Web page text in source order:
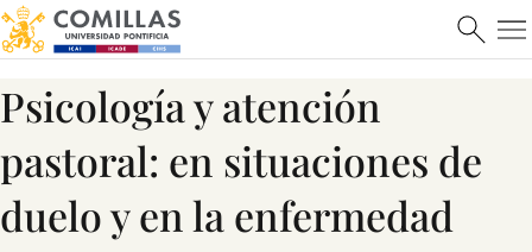
Ver más
Psicología y atención
pastoral: en situaciones de
duelo y en la enfermedad